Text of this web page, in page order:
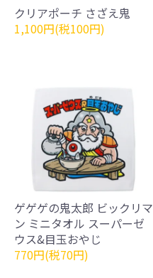
クリアポーチ さざえ鬼
1,100円(税100円)
ゲゲゲの鬼太郎 ビックリマ
ン ミニタオル スーパーゼ
ウス&目玉おやじ
770円(税70円)